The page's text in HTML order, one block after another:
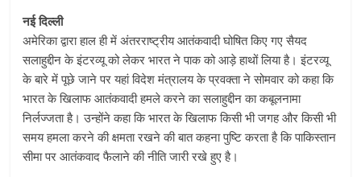
नई दिल्ली
अमेरिका द्वारा हाल ही में अंतरराष्ट्रीय आतंकवादी घोषित किए गए सैयद
सलाहुद्दीन के इंटरव्यू को लेकर भारत ने पाक को आड़े हाथों लिया है। इंटरव्यू
के बारे में पूछे जाने पर यहां विदेश मंत्रालय के प्रवक्ता ने सोमवार को कहा कि
भारत के खिलाफ आतंकवादी हमले करने का सलाहुद्दीन का कबूलनामा
निर्लज्जता है। उन्होंने कहा कि भारत के खिलाफ किसी भी जगह और किसी भी
समय हमला करने की क्षमता रखने की बात कहना पुष्टि करता है कि पाकिस्तान
सीमा पर आतंकवाद फैलाने की नीति जारी रखे हुए है।